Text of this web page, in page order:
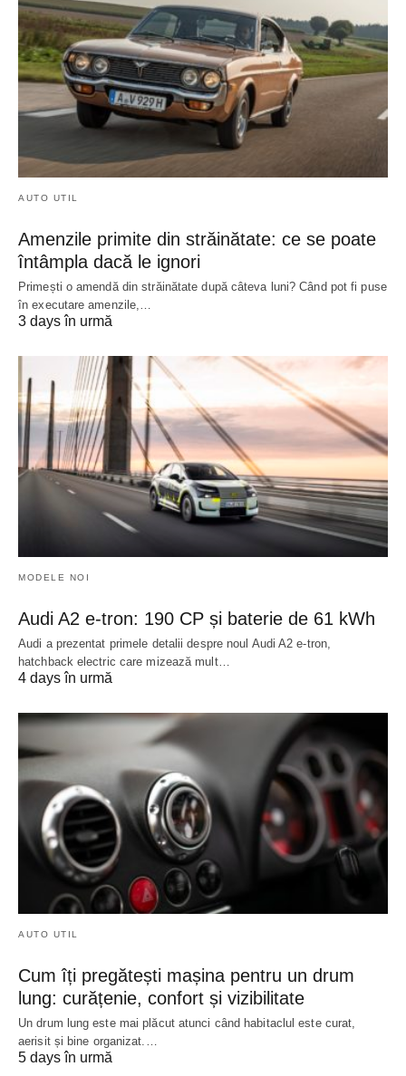
AUTO UTIL
Amenzile primite din străinătate: ce se poate
întâmpla dacă le ignori
Primești o amendă din străinătate după câteva luni? Când pot fi puse
în executare amenzile,…
3 days în urmă
MODELE NOI
Audi A2 e-tron: 190 CP și baterie de 61 kWh
Audi a prezentat primele detalii despre noul Audi A2 e-tron,
hatchback electric care mizează mult…
4 days în urmă
AUTO UTIL
Cum îți pregătești mașina pentru un drum
lung: curățenie, confort și vizibilitate
Un drum lung este mai plăcut atunci când habitaclul este curat,
aerisit și bine organizat.…
5 days în urmă